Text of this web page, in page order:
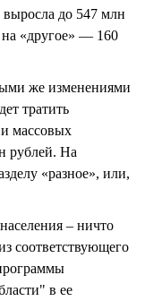
до 547 млн
«другое» — 160
же изменениями
тратить
массовых
рублей. На
«разное», или,
– ничто
соответствующего
в ее